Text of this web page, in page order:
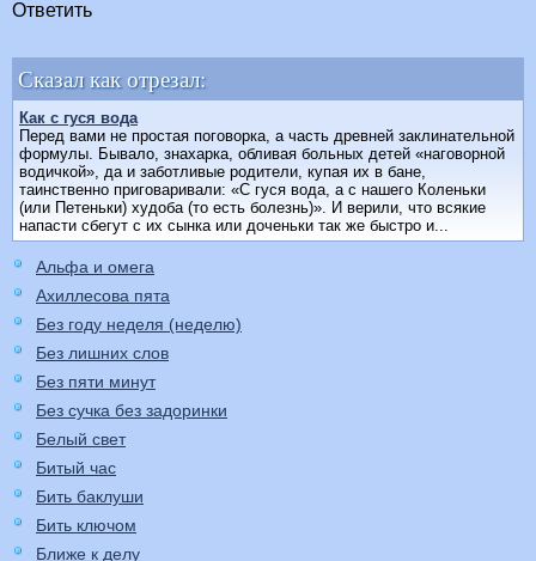
Ответить
Сказал как отрезал:
Как с гуся вода
Перед вами не простая поговорка, а часть древней заклинательной
формулы. Бывало, знахарка, обливая больных детей «наговорной
водичкой», да и заботливые родители, купая их в бане,
таинственно приговаривали: «С гуся вода, а с нашего Коленьки
(или Петеньки) худоба (то есть болезнь)». И верили, что всякие
напасти сбегут с их сынка или доченьки так же быстро и...
Альфа и омега
Ахиллесова пята
Без году неделя (неделю)
Без лишних слов
Без пяти минут
Без сучка без задоринки
Белый свет
Битый час
Бить баклуши
Бить ключом
Ближе к делу